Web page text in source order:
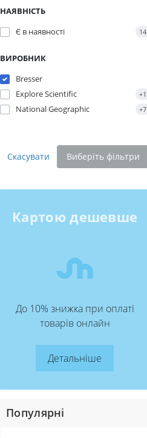
НАЯВНІСТЬ
Є в наявності
14
ВИРОБНИК
Bresser
Explore Scientific
+1
National Geographic +7
Скасувати Виберіть фільтри
Картою дешевше
До 10% знижка при оплаті
товарів онлайн
Детальніше
Популярні